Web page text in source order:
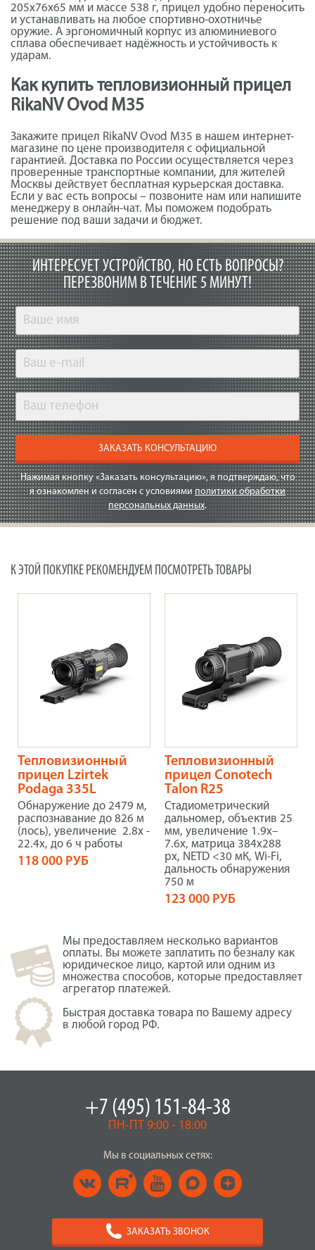
205x76x65 мм и массе 538 г, прицел удобно переносить
и устанавливать на любое спортивно-охотничье
оружие. А эргономичный корпус из алюминиевого
сплава обеспечивает надёжность и устойчивость к
ударам.
Как купить тепловизионный прицел
RikaNV Ovod М35
Закажите прицел RikaNV Ovod М35 в нашем интернет-
магазине по цене производителя с официальной
гарантией. Доставка по России осуществляется через
проверенные транспортные компании, для жителей
Москвы действует бесплатная курьерская доставка.
Если у вас есть вопросы – позвоните нам или напишите
менеджеру в онлайн-чат. Мы поможем подобрать
решение под ваши задачи и бюджет.
ИНТЕРЕСУЕТ УСТРОЙСТВО, НО ЕСТЬ ВОПРОСЫ?
ПЕРЕЗВОНИМ В ТЕЧЕНИЕ 5 МИНУТ!
ЗАКАЗАТЬ КОНСУЛЬТАЦИЮ
Нажимая кнопку «Заказать консультацию», я подтверждаю, что
я ознакомлен и согласен с условиями политики обработки
персональных данных.
К ЭТОЙ ПОКУПКЕ РЕКОМЕНДУЕМ ПОСМОТРЕТЬ ТОВАРЫ
Тепловизионный
прицел Lzirtek
Podaga 335L
Обнаружение до 2479 м,
распознавание до 826 м
(лось), увеличение 2.8x -
22.4x, до 6 ч работы
118 000 РУБ
Тепловизионный
прицел Conotech
Talon R25
Стадиометрический
дальномер, объектив 25
мм, увеличение 1.9x–
7.6x, матрица 384x288
рх, NETD <30 мК, Wi-Fi,
дальность обнаружения
750 м
123 000 РУБ
Мы предоставляем несколько вариантов
оплаты. Вы можете заплатить по безналу как
юридическое лицо, картой или одним из
множества способов, которые предоставляет
агрегатор платежей.
Быстрая доставка товара по Вашему адресу
в любой город РФ.
+7 (495) 151-84-38
ПН-ПТ 9:00 - 18:00
Мы в социальных сетях:
ЗАКАЗАТЬ ЗВОНОК